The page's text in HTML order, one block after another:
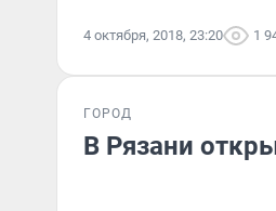
4 октября, 2018, 23:20 1
ГОРОД
В Рязани